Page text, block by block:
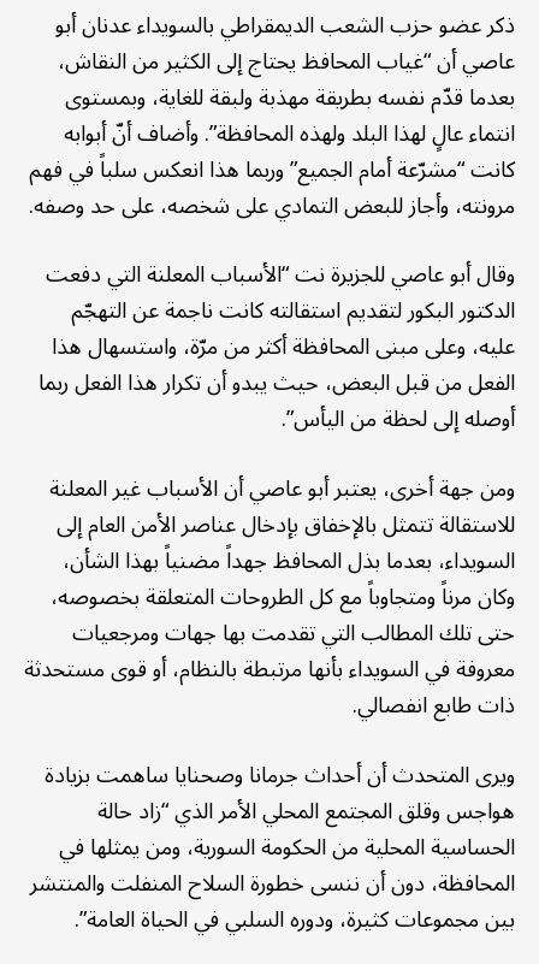
ذكر عضو حزب الشعب الديمقراطي بالسويداء عدنان أبو
عاصي أن “غياب المحافظ يحتاج إلى الكثير من النقاش،
بعدما قدّم نفسه بطريقة مهذبة ولبقة للغاية، وبمستوى
انتماء عالٍ لهذا البلد ولهذه المحافظة”. وأضاف أنّ أبوابه
كانت “مشرّعة أمام الجميع” وربما هذا انعكس سلباً في فهم
مرونته، وأجاز للبعض التمادي على شخصه، على حد وصفه.
وقال أبو عاصي للجزيرة نت “الأسباب المعلنة التي دفعت
الدكتور البكور لتقديم استقالته كانت ناجمة عن التهجّم
عليه، وعلى مبنى المحافظة أكثر من مرّة، واستسهال هذا
الفعل من قبل البعض، حيث يبدو أن تكرار هذا الفعل ربما
أوصله إلى لحظة من اليأس”.
ومن جهة أخرى، يعتبر أبو عاصي أن الأسباب غير المعلنة
للاستقالة تتمثل بالإخفاق بإدخال عناصر الأمن العام إلى
السويداء، بعدما بذل المحافظ جهداً مضنياً بهذا الشأن،
وكان مرناً ومتجاوباً مع كل الطروحات المتعلقة بخصوصه،
حتى تلك المطالب التي تقدمت بها جهات ومرجعيات
معروفة في السويداء بأنها مرتبطة بالنظام، أو قوى مستحدثة
ذات طابع انفصالي.
ويرى المتحدث أن أحداث جرمانا وصحنايا ساهمت بزيادة
هواجس وقلق المجتمع المحلي الأمر الذي “زاد حالة
الحساسية المحلية من الحكومة السورية، ومن يمثلها في
المحافظة، دون أن ننسى خطورة السلاح المنفلت والمنتشر
بين مجموعات كثيرة، ودوره السلبي في الحياة العامة”.